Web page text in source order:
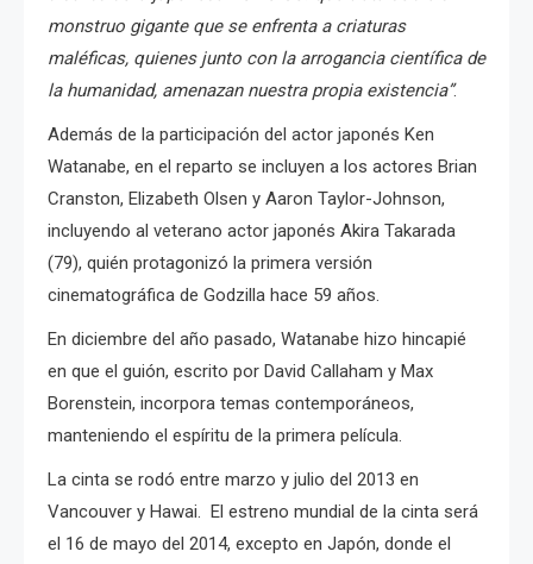
monstruo gigante que se enfrenta a criaturas
maléficas, quienes junto con la arrogancia científica de
la humanidad, amenazan nuestra propia existencia”.
Además de la participación del actor japonés Ken
Watanabe, en el reparto se incluyen a los actores Brian
Cranston, Elizabeth Olsen y Aaron Taylor-Johnson,
incluyendo al veterano actor japonés Akira Takarada
(79), quién protagonizó la primera versión
cinematográfica de Godzilla hace 59 años.
En diciembre del año pasado, Watanabe hizo hincapié
en que el guión, escrito por David Callaham y Max
Borenstein, incorpora temas contemporáneos,
manteniendo el espíritu de la primera película.
La cinta se rodó entre marzo y julio del 2013 en
Vancouver y Hawai. El estreno mundial de la cinta será
el 16 de mayo del 2014, excepto en Japón, donde el